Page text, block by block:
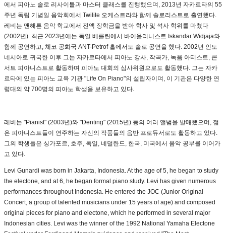
에서 피아노 솔로 리사이틀과 마스터 클래스를 진행했으며, 2013년 자카르타의 55
주년 독립 기념일 음악회에서 Twilite 오케스트라와 함께 솔로리스트로 출연했다.
레비는 맨해튼 음악 학교에서 전액 장학금을 받아 학사 및 석사 학위를 마쳤다
(2002년). 최근 2023년에는 독일 베를린에서 바이올리니스트 Iskandar Widjaja와
함께 공연하고, 체코 공화국 ANT-Petrof 홀에서도 솔로 공연을 했다. 2002년 인도
네시아로 귀국한 이후 그는 자카르타에서 피아노 강사, 작곡가, 녹음 아티스트, 콘
서트 피아니스트로 활동하며 피아노 대회의 심사위원으로도 활동했다. 그는 자카
르타에 있는 피아노 교육 기관 "Life On Piano"의 설립자이며, 이 기관은 다양한 연
령대의 약 700명의 피아노 학생을 보유하고 있다.
레비는 "Pianist" (2003년)와 "Denting" (2015년) 등의 여러 앨범을 발매했으며, 젊
은 피아니스트들이 연주하는 자신의 작품들의 음반 프로듀서로도 활동하고 있다.
그의 학생들은 싱가포르, 호주, 독일, 네덜란드, 한국, 미국에서 음악 공부를 이어가
고 있다.
Levi Gunardi was born in Jakarta, Indonesia. At the age of 5, he began to study
the electone, and at 6, he began formal piano study. Levi has given numerous
performances throughout Indonesia. He entered the JOC (Junior Original
Concert, a group of talented musicians under 15 years of age) and composed
original pieces for piano and electone, which he performed in several major
Indonesian cities. Levi was the winner of the 1992 National Yamaha Electone